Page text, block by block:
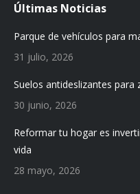
Últimas Noticias
Parque de vehículos para
31 julio, 2026
Suelos antideslizantes para
30 junio, 2026
Reformar tu hogar es
vida
28 mayo, 2026